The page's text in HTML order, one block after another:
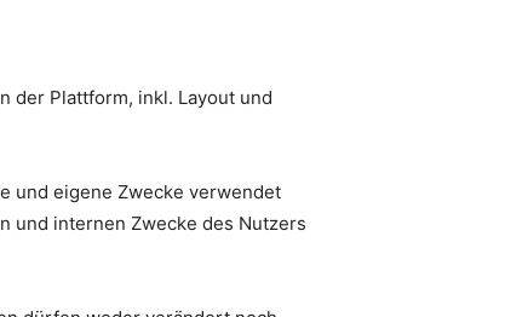
der Plattform, inkl. Layout und
und eigene Zwecke verwendet
und internen Zwecke des Nutzers